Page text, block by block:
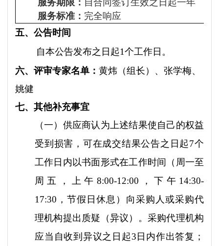
服务期限： 自合同签订生效之日起一年
服务标准： 完全响应
五、公告时间
自本公告发布之日起1个工作日。
六、 评审专家名单： 黄炜（组长）、张学梅、
姚健
七、其他补充事宜
（一）供应商认为上述结果使自己的权益
受到损害，可在成交结果公告之日起7个
工作日内以书面形式在工作时间（周一至
周五，上午8:00-12:00，下午14:30-
17:30，节假日休息）向采购人或采购代
理机构提出质疑（异议）。采购代理机构
应当自收到异议之日起3日内作出答复；